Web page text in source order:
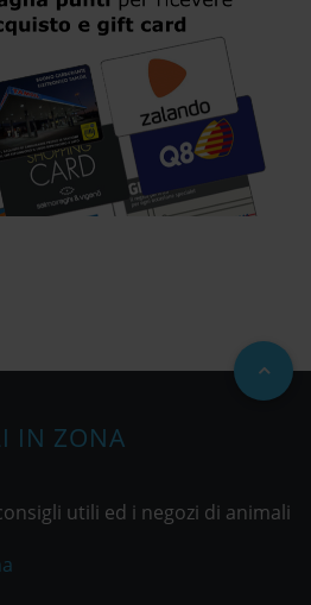
IN ZONA
utili ed i negozi di animali